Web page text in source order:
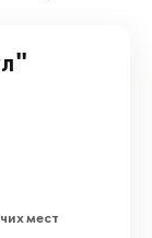
мест